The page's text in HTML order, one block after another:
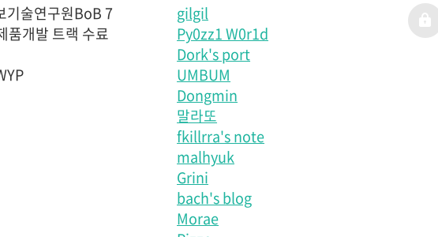
기술연구원BoB 7
품개발 트랙 수료
gilgil
Py0zz1 W0r1d
Dork's port
UMBUM
Dongmin
말라또
fkillrra's note
malhyuk
Grini
bach's blog
Morae